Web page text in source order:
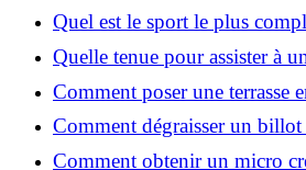
Quel est le sport le plus
Quelle tenue pour assister à
Comment poser une terrasse
battue ?
Comment dégraisser un billot
Comment obtenir un micro